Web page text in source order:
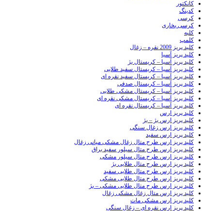
کانکتور
کدینگ
کرسی
کرسی بخاری
کلبه
کلمپ
کلید پریز 2009 نقره – زغال
کلید پریز آسیا
کلید پریز آسیا – کریستال بژ
کلید پریز آسیا – کریستال سفید طلایی
کلید پریز آسیا – کریستال سفید نقره ای
کلید پریز آسیا – کریستال صدفی
کلید پریز آسیا – کریستال مشکی طلایی
کلید پریز آسیا – کریستال مشکی نقره ای
کلید پریز آسیا – کریستال نقره ای
کلید پریز ارس
کلید پریز ارس بژ – بژ
کلید پریز ارس زغال سنگی
کلید پریز ارس سفید
کلید پریز ارس طرح متال زغال مشکی میانی زغال
کلید پریز ارس طرح متال سیلور سفید براق
کلید پریز ارس طرح متال سیلور مشکی
کلید پریز ارس طرح متال طلایی بژ
کلید پریز ارس طرح متال طلایی سفید
کلید پریز ارس طرح متال طلایی مشکی
کلید پریز ارس طرح متال طلایی مشکی – بژ
کلید پریز ارس متال زغال مشکی زغال
کلید پریز ارس مشکی مات
کلید پریز ارس نقره ای – زغال سنگی